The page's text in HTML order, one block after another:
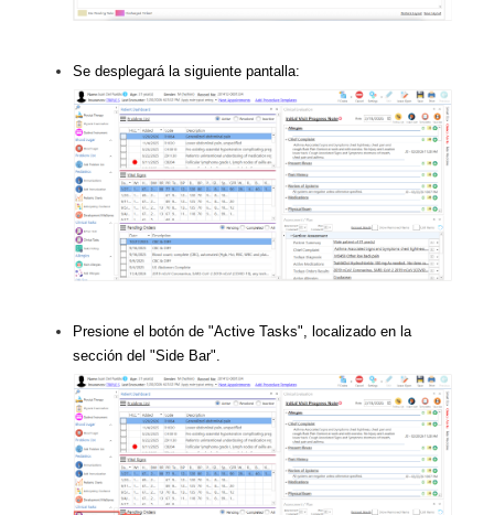
Se desplegará la siguiente pantalla:
Presione el botón de "Active Tasks", localizado en la
sección del "Side Bar".